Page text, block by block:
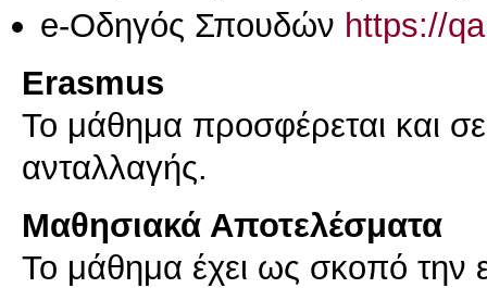
e-Οδηγός Σπουδών https://
Erasmus
Το μάθημα προσφέρεται και
ανταλλαγής.
Μαθησιακά Αποτελέσματα
Το μάθημα έχει ως σκοπό την